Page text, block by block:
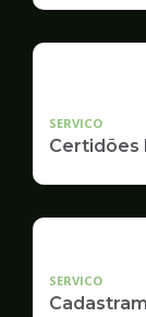
SERVICO
Certidões
SERVICO